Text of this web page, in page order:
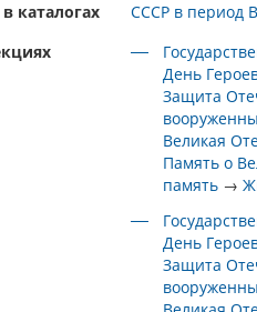
каталогах
СССР в период
День
Защита
Великая
Память о
память →
День
Защита